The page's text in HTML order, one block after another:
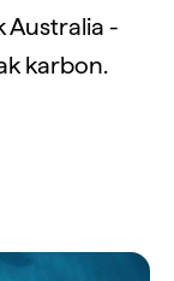
Australia -
karbon.